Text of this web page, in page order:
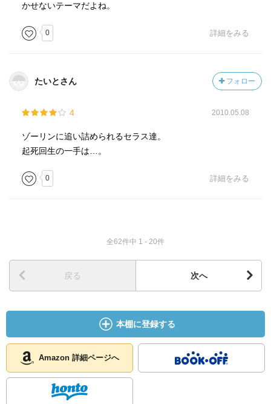
かせないテーマだよね。
0 詳細をみる
たいとさん フォロー
4 2010.05.08
ゾーリンに追い詰められるセラス達。
起死回生の一手は…。
0 詳細をみる
全62件中 1 - 20件
戻る 次へ
本棚に登録する
Amazon 詳細ページへ